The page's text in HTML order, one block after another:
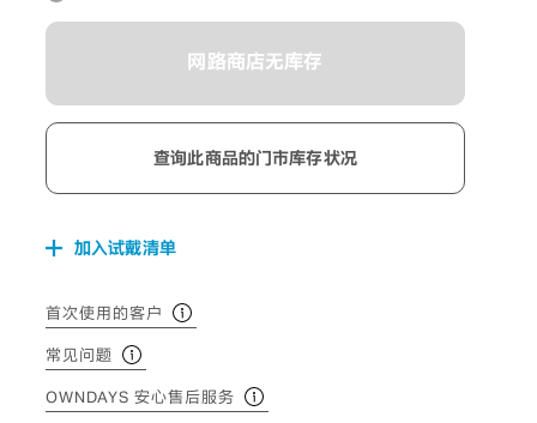
网路商店无库存
查询此商品的门市库存状况
加入试戴清单
首次使用的客户
常见问题
OWNDAYS 安心售后服务